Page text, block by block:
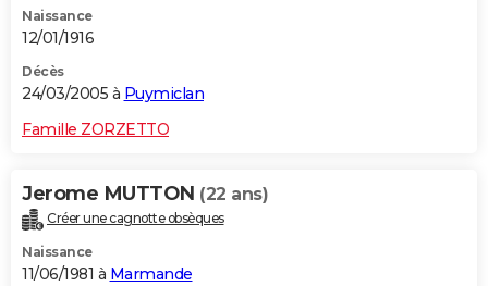
Naissance
12/01/1916
Décès
24/03/2005 à Puymiclan
Famille ZORZETTO
Jerome MUTTON (22 ans)
Créer une cagnotte obsèques
Naissance
11/06/1981 à Marmande